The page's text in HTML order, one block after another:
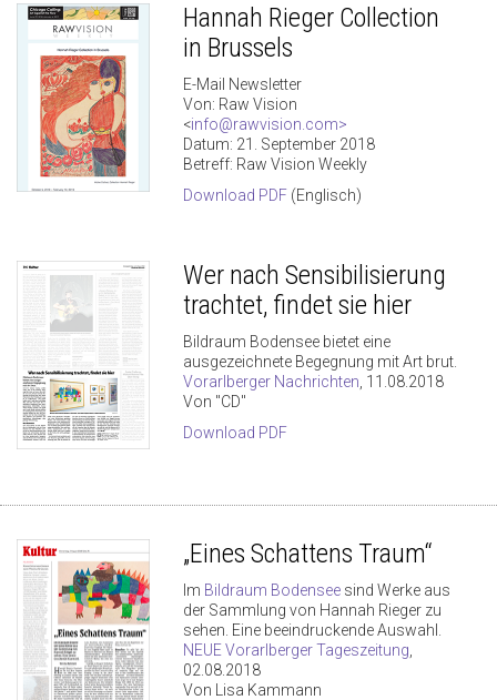
Hannah Rieger Collection
in Brussels
E-Mail Newsletter
Von: Raw Vision
<info@rawvision.com>
Datum: 21. September 2018
Betreff: Raw Vision Weekly
Download PDF (Englisch)
Wer nach Sensibilisierung
trachtet, findet sie hier
Bildraum Bodensee bietet eine
ausgezeichnete Begegnung mit Art brut.
Vorarlberger Nachrichten , 11.08.2018
Von "CD"
Download PDF
„Eines Schattens Traum“
Im Bildraum Bodensee sind Werke aus
der Sammlung von Hannah Rieger zu
sehen. Eine beeindruckende Auswahl.
NEUE Vorarlberger Tageszeitung
02.08.2018
Von Lisa Kammann